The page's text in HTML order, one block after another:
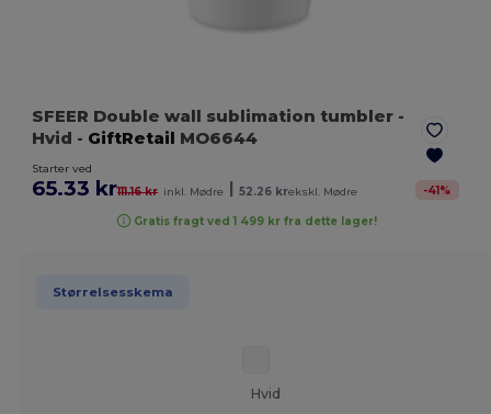
SFEER Double wall sublimation tumbler -
Hvid - GiftRetail MO6644
Starter ved
65.33 kr111.16 kr inkl. Mødre 52.26 krekskl. Mødre -41%
Gratis fragt ved 1 499 kr fra dette lager!
Størrelsesskema
Hvid